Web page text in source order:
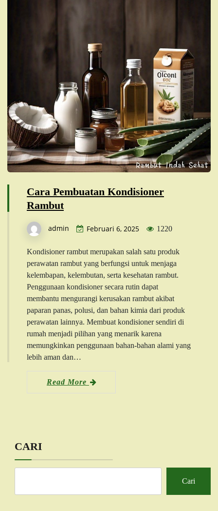
Cara Pembuatan Kondisioner
Rambut
admin Februari 6, 2025 1220
Kondisioner rambut merupakan salah satu produk
perawatan rambut yang berfungsi untuk menjaga
kelembapan, kelembutan, serta kesehatan rambut.
Penggunaan kondisioner secara rutin dapat
membantu mengurangi kerusakan rambut akibat
paparan panas, polusi, dan bahan kimia dari produk
perawatan lainnya. Membuat kondisioner sendiri di
rumah menjadi pilihan yang menarik karena
memungkinkan penggunaan bahan-bahan alami yang
lebih aman dan…
Read More
CARI
Cari